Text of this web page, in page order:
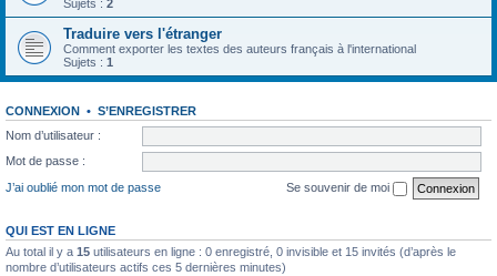
Sujets : 2
Traduire vers l'étranger
Comment exporter les textes des auteurs français à l'international
Sujets : 1
CONNEXION • S’ENREGISTRER
Nom d’utilisateur :
Mot de passe :
J’ai oublié mon mot de passe
Se souvenir de moi
QUI EST EN LIGNE
Au total il y a 15 utilisateurs en ligne : 0 enregistré, 0 invisible et 15 invités (d’après le
nombre d’utilisateurs actifs ces 5 dernières minutes)